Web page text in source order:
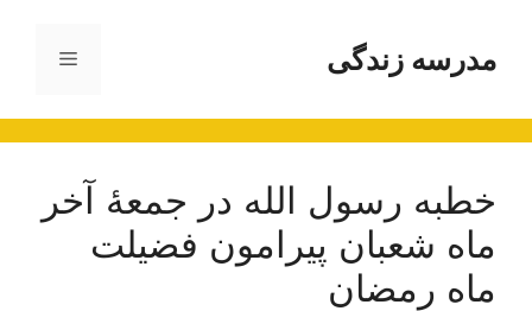
محتوامدرسه زندگی فهرست
خطبه رسول‌ الله‌ در جمعۀ آخر
ماه‌ شعبان پيرامون فضيلت
ماه رمضان‌